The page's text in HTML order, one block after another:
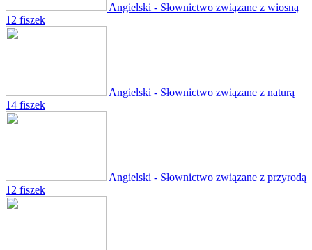
Angielski - Słownictwo związane z wiosną
12 fiszek
Angielski - Słownictwo związane z naturą
14 fiszek
Angielski - Słownictwo związane z przyrodą
12 fiszek